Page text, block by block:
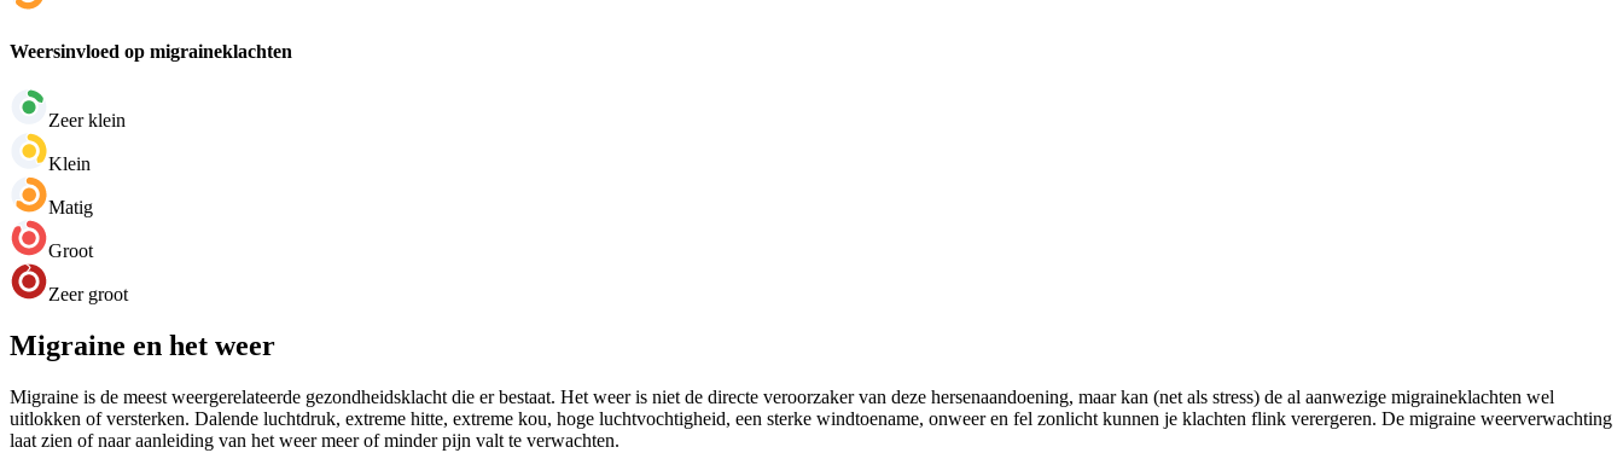
Weersinvloed op migraineklachten
Zeer klein
Klein
Matig
Groot
Zeer groot
Migraine en het weer
Migraine is de meest weergerelateerde gezondheidsklacht die er bestaat. Het weer is niet de directe veroorzaker van deze hersenaandoening, maar kan (net als stress) de al aanwezige migraineklachten wel
uitlokken of versterken. Dalende luchtdruk, extreme hitte, extreme kou, hoge luchtvochtigheid, een sterke windtoename, onweer en fel zonlicht kunnen je klachten flink verergeren. De migraine weerverwachting
laat zien of naar aanleiding van het weer meer of minder pijn valt te verwachten.